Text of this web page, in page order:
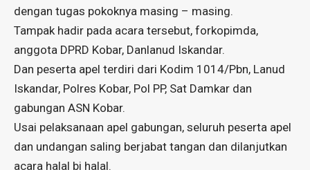
dengan tugas pokoknya masing – masing.
Tampak hadir pada acara tersebut, forkopimda,
anggota DPRD Kobar, Danlanud Iskandar.
Dan peserta apel terdiri dari Kodim 1014/Pbn, Lanud
Iskandar, Polres Kobar, Pol PP, Sat Damkar dan
gabungan ASN Kobar.
Usai pelaksanaan apel gabungan, seluruh peserta apel
dan undangan saling berjabat tangan dan dilanjutkan
acara halal bi halal.